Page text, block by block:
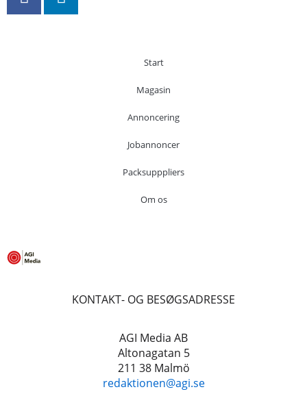
Start
Magasin
Annoncering
Jobannoncer
Packsupppliers
Om os
KONTAKT- OG BESØGSADRESSE
AGI Media AB
Altonagatan 5
211 38 Malmö
redaktionen@agi.se